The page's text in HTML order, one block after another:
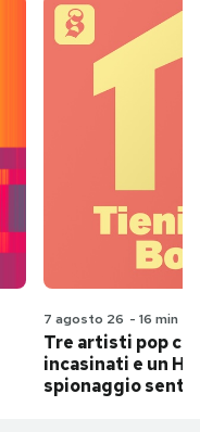
7 agosto 26 - 16 min
Tre artisti pop
incasinati e un
spionaggio